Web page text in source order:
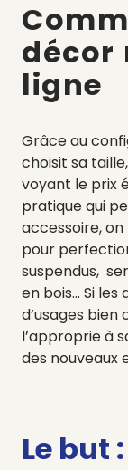
décor
ligne
Grâce au
choisit sa
voyant le prix
pratique qui
accessoire,
pour
suspendus,
en bois… Si
d’usages bien
l’approprie à
des nouveaux
Le but